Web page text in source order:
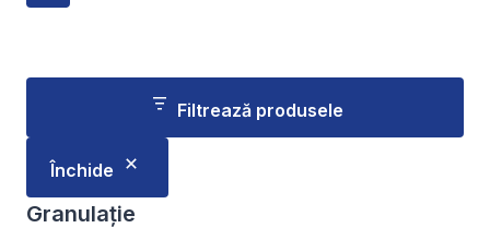
mai
alese
în
pot
Filtrează produsele
Închide
Granulație